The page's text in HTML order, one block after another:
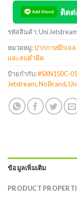
ติดต่
รหัสสินค้า:Uni
หมวดหมู่:ปากกาหมึกเจ
และลบคำผิด
ป้ายกำกับ:#SXN150C-05
Jetstream,No Brand,
ข้อมูลเพิ่มเติม
PRODUCT